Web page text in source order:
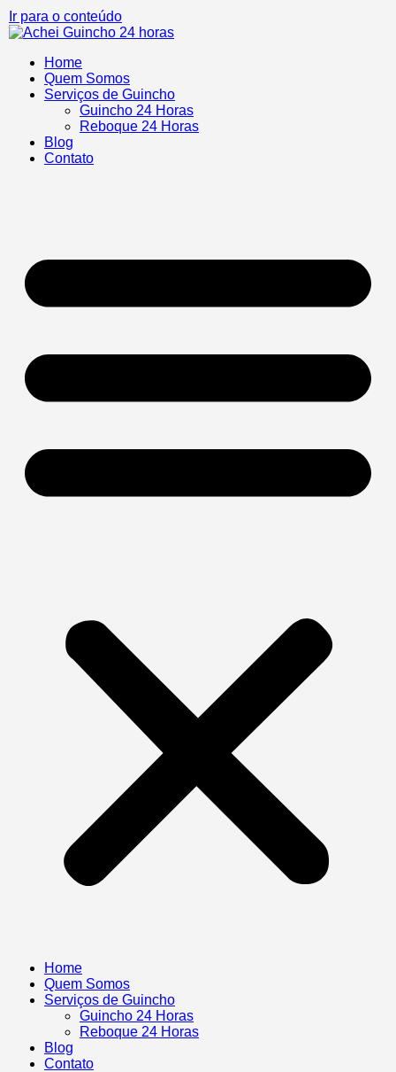
Ir para o conteúdo
Home
Quem Somos
Serviços de Guincho
Guincho 24 Horas
Reboque 24 Horas
Blog
Contato
Home
Quem Somos
Serviços de Guincho
Guincho 24 Horas
Reboque 24 Horas
Blog
Contato